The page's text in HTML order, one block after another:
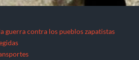
guerra contra los pueblos zapatistas